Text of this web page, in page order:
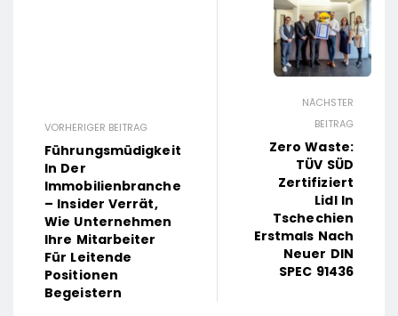
VORHERIGER BEITRAG
Führungsmüdigkeit
In Der
Immobilienbranche
– Insider Verrät,
Wie Unternehmen
Ihre Mitarbeiter
Für Leitende
Positionen
Begeistern
NÄCHSTER
BEITRAG
Zero Waste:
TÜV SÜD
Zertifiziert
Lidl In
Tschechien
Erstmals Nach
Neuer DIN
SPEC 91436